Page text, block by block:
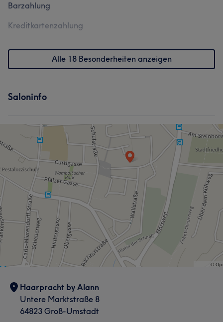
Barzahlung
Kreditkartenzahlung
Alle 18 Besonderheiten anzeigen
Saloninfo
Haarpracht by Alann
Untere Marktstraße 8
64823 Groß-Umstadt